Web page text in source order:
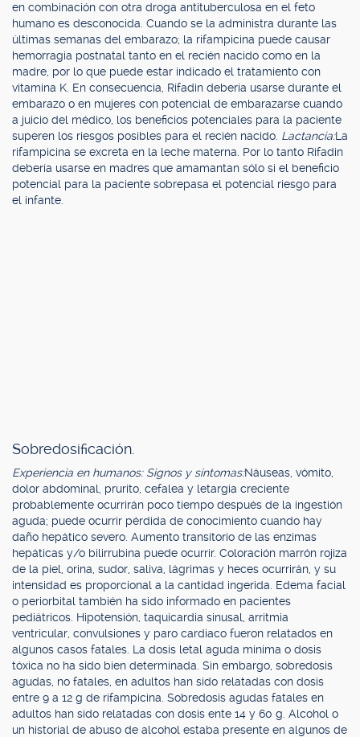
en combinación con otra droga antituberculosa en el feto
humano es desconocida. Cuando se la administra durante las
últimas semanas del embarazo; la rifampicina puede causar
hemorragia postnatal tanto en el recién nacido como en la
madre, por lo que puede estar indicado el tratamiento con
vitamina K. En consecuencia, Rifadin debería usarse durante el
embarazo o en mujeres con potencial de embarazarse cuando
a juicio del médico, los beneficios potenciales para la paciente
superen los riesgos posibles para el recién nacido. Lactancia:La
rifampicina se excreta en la leche materna. Por lo tanto Rifadin
debería usarse en madres que amamantan sólo si el beneficio
potencial para la paciente sobrepasa el potencial riesgo para
el infante.
Sobredosificación.
Experiencia en humanos: Signos y síntomas:Náuseas, vómito,
dolor abdominal, prurito, cefalea y letargia creciente
probablemente ocurrirán poco tiempo después de la ingestión
aguda; puede ocurrir pérdida de conocimiento cuando hay
daño hepático severo. Aumento transitorio de las enzimas
hepáticas y/o bilirrubina puede ocurrir. Coloración marrón rojiza
de la piel, orina, sudor, saliva, lágrimas y heces ocurrirán, y su
intensidad es proporcional a la cantidad ingerida. Edema facial
o periorbital también ha sido informado en pacientes
pediátricos. Hipotensión, taquicardia sinusal, arritmia
ventricular, convulsiones y paro cardiaco fueron relatados en
algunos casos fatales. La dosis letal aguda mínima o dosis
tóxica no ha sido bien determinada. Sin embargo, sobredosis
agudas, no fatales, en adultos han sido relatadas con dosis
entre 9 a 12 g de rifampicina. Sobredosis agudas fatales en
adultos han sido relatadas con dosis ente 14 y 60 g. Alcohol o
un historial de abuso de alcohol estaba presente en algunos de